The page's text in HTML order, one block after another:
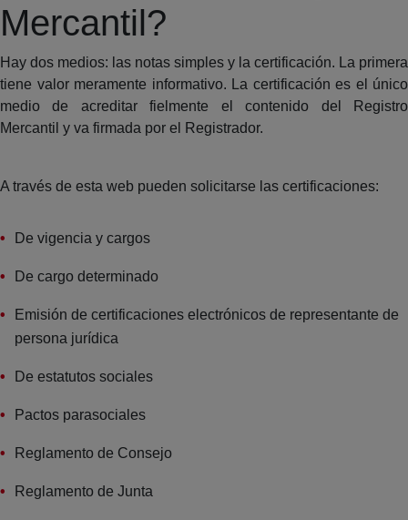
Mercantil?
Hay dos medios: las notas simples y la certificación. La primera
tiene valor meramente informativo. La certificación es el único
medio de acreditar fielmente el contenido del Registro
Mercantil y va firmada por el Registrador.
A través de esta web pueden solicitarse las certificaciones:
De vigencia y cargos
De cargo determinado
Emisión de certificaciones electrónicos de representante de
persona jurídica
De estatutos sociales
Pactos parasociales
Reglamento de Consejo
Reglamento de Junta